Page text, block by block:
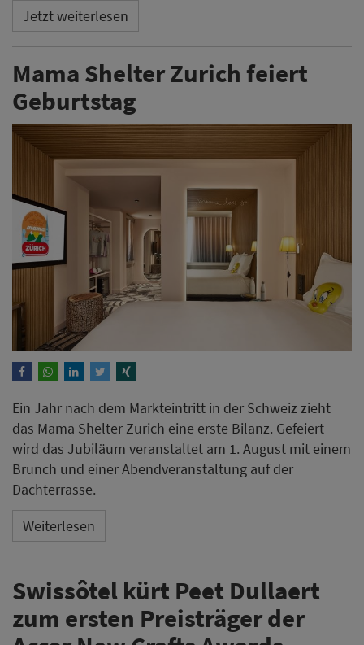
Jetzt weiterlesen
Mama Shelter Zurich feiert
Geburtstag
Ein Jahr nach dem Markteintritt in der Schweiz zieht
das Mama Shelter Zurich eine erste Bilanz. Gefeiert
wird das Jubiläum veranstaltet am 1. August mit einem
Brunch und einer Abendveranstaltung auf der
Dachterrasse.
Weiterlesen
Swissôtel kürt Peet Dullaert
zum ersten Preisträger der